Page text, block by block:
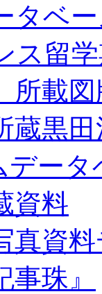
タベ
ス留
所載
蔵黒
データ
資料
真資
珠』